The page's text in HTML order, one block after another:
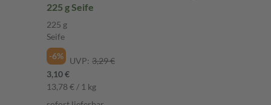
225 g Seife
225 g
Seife
-6%
UVP: 3,29 €
3,10 €
13,78 € / 1 kg